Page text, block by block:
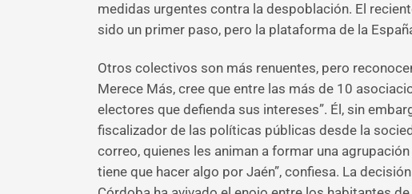
medidas urgentes contra la despoblación. El
sido un primer paso, pero la plataforma de la
Otros colectivos son más renuentes, pero
Merece Más, cree que entre las más de 10
electores que defienda sus intereses”. Él, sin
fiscalizador de las políticas públicas desde la
correo, quienes les animan a formar una
tiene que hacer algo por Jaén”, confiesa. La